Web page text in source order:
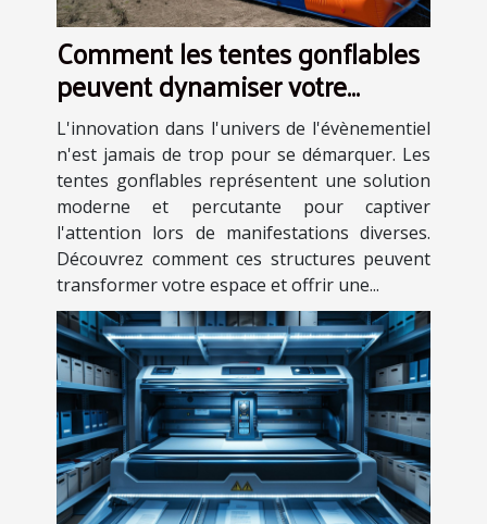
Comment les tentes gonflables
peuvent dynamiser votre
présence lors d'événements
L'innovation dans l'univers de l'évènementiel
n'est jamais de trop pour se démarquer. Les
tentes gonflables représentent une solution
moderne et percutante pour captiver
l'attention lors de manifestations diverses.
Découvrez comment ces structures peuvent
transformer votre espace et offrir une...